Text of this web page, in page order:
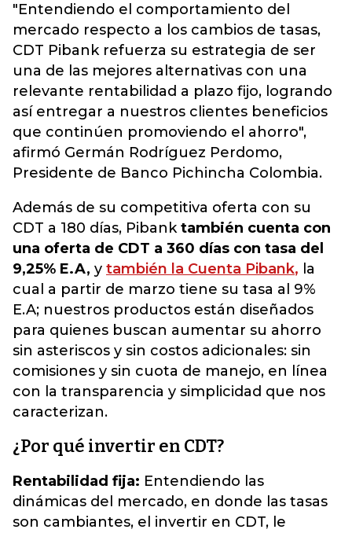
"Entendiendo el comportamiento del
mercado respecto a los cambios de tasas,
CDT Pibank refuerza su estrategia de ser
una de las mejores alternativas con una
relevante rentabilidad a plazo fijo, logrando
así entregar a nuestros clientes beneficios
que continúen promoviendo el ahorro",
afirmó Germán Rodríguez Perdomo,
Presidente de Banco Pichincha Colombia.
Además de su competitiva oferta con su
CDT a 180 días, Pibanktambién cuenta con
una oferta de CDT a 360 días con tasa del
9,25% E.A, y también la Cuenta Pibank, la
cual a partir de marzo tiene su tasa al 9%
E.A; nuestros productos están diseñados
para quienes buscan aumentar su ahorro
sin asteriscos y sin costos adicionales: sin
comisiones y sin cuota de manejo, en línea
con la transparencia y simplicidad que nos
caracterizan.
¿Por qué invertir en CDT?
Rentabilidad fija: Entendiendo las
dinámicas del mercado, en donde las tasas
son cambiantes, el invertir en CDT, le